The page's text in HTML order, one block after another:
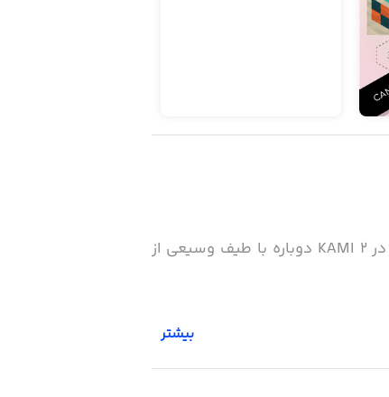
اگر قبلا تجربه بازی با KAMI را داشته باشید احتمالا می‌دانید چه در نسخه جدید این بازی خواهد گذشت. در KAMI 2 دوباره با طیف وسیعی از
بیشتر